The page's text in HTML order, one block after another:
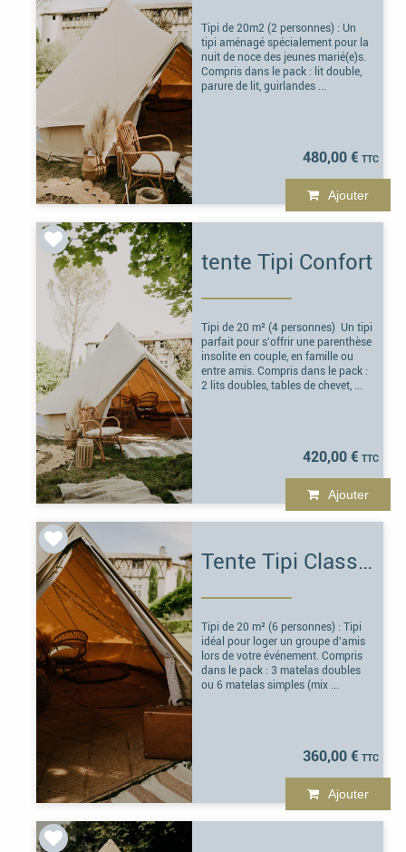
Tipi de 20m2 (2 personnes) : Un
tipi aménagé spécialement pour la
nuit de noce des jeunes marié(e)s.
Compris dans le pack : lit double,
parure de lit, guirlandes ...
480,00 €
Ajouter
tente Tipi Confort
Tipi de 20 m² (4 personnes) Un tipi
parfait pour s'offrir une parenthèse
insolite en couple, en famille ou
entre amis. Compris dans le pack :
2 lits doubles, tables de chevet, ...
420,00 €
Ajouter
Tente Tipi Classic
Tipi de 20 m² (6 personnes) : Tipi
idéal pour loger un groupe d'amis
lors de votre événement. Compris
dans le pack : 3 matelas doubles
ou 6 matelas simples (mix ...
360,00 €
Ajouter